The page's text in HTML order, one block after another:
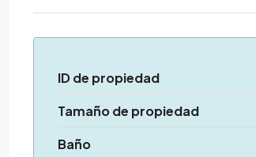
ID de propiedad
Tamaño de propiedad
Baño